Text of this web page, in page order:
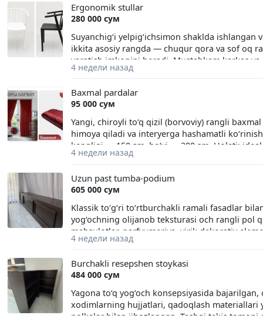
texnikalarni o‘rnatish uchun qulay qiladi. M va
buyumlar yoki xomashyolarni tartibli
gorizontal polkalarga ega bo‘lgan katta ikki
qutilar yoki yirik inventarlarni saqlash uchun
Ergonomik stullar
280 000 сум
Suyanchig‘i yelpig‘ichsimon shaklda
ikkita asosiy rangda — chuqur qora va sof oq
yaratish imkonini beradi. Mustahkam karkas
mehmonxona, qahvaxona yoki go‘zallik
4 недели назад
Baxmal pardalar
95 000 сум
Yangi, chiroyli to‘q qizil (borvoviy) rangli
himoya qiladi va interyerga hashamatli
kengligi — 150 sm, bo‘yi — 280 sm. Holati:
4 недели назад
Uzun past tumba-podium
605 000 сум
Klassik to‘g‘ri to‘rtburchakli ramali fasadlar
yog‘ochning olijanob teksturasi och rangli pol
mahsulotlar, parfyumeriya, yirik dekorativ
foydalanish mumkin. Kengligi: 150 sm
4 недели назад
Burchakli resepshen stoykasi
484 000 сум
Yagona to‘q yog‘och konsepsiyasida
xodimlarning hujjatlari, qadoqlash materiallari
polkalar bilan jihozlangan. Tashqi tekis tomoni